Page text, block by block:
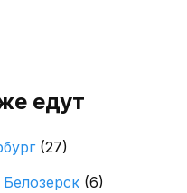
едут
(27)
Белозерск (6)